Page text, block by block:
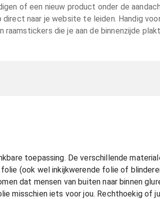
of een nieuw product onder de
naar je website te leiden. Handig
raamstickers die je aan de binnenzijde
toepassing. De verschillende
(ook wel inkijkwerende folie of
dat mensen van buiten naar binnen
misschien iets voor jou. Rechthoekig of